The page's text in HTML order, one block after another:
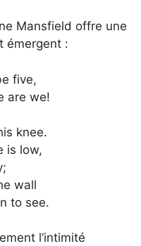
Mansfield offre une
émergent :
five,
are we!
knee.
is low,
wall
to see.
l’intimité